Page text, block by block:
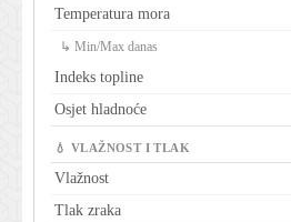
Temperatura mora
↳ Min/Max danas
Indeks topline
Osjet hladnoće
💧 VLAŽNOST I TLAK
Vlažnost
Tlak zraka